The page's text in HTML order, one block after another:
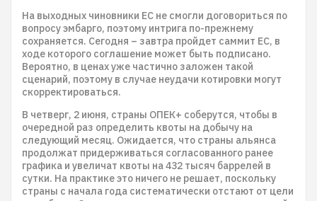
На выходных чиновники ЕС не смогли договориться по
вопросу эмбарго, поэтому интрига по-прежнему
сохраняется. Сегодня – завтра пройдет саммит ЕС, в
ходе которого соглашение может быть подписано.
Вероятно, в ценах уже частично заложен такой
сценарий, поэтому в случае неудачи котировки могут
скорректироваться.
В четверг, 2 июня, страны ОПЕК+ соберутся, чтобы в
очередной раз определить квоты на добычу на
следующий месяц. Ожидается, что страны альянса
продолжат придерживаться согласованного ранее
графика и увеличат квоты на 432 тысяч баррелей в
сутки. На практике это ничего не решает, поскольку
страны с начала года систематически отстают от цели